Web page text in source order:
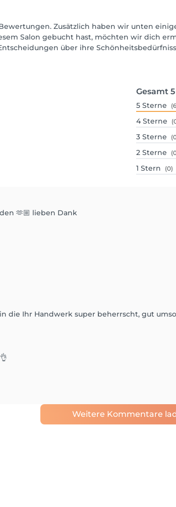
Zusätzlich haben wir unten
Salon gebucht hast, möchten wir dich
über ihre
Gesamt 5
5 Sterne
4 Sterne
3 Sterne
2 Sterne
1 Stern (0)
🫶🏼 lieben Dank
die Ihr Handwerk super beherrscht, gut
Weitere Kommentare